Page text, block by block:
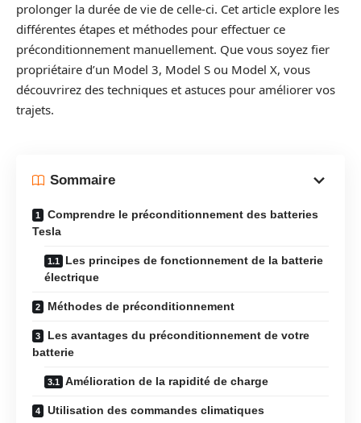
prolonger la durée de vie de celle-ci. Cet article explore les
différentes étapes et méthodes pour effectuer ce
préconditionnement manuellement. Que vous soyez fier
propriétaire d’un Model 3, Model S ou Model X, vous
découvrirez des techniques et astuces pour améliorer vos
trajets.
Sommaire
Comprendre le préconditionnement des batteries
Tesla
Les principes de fonctionnement de la batterie
électrique
Méthodes de préconditionnement
Les avantages du préconditionnement de votre
batterie
Amélioration de la rapidité de charge
Utilisation des commandes climatiques